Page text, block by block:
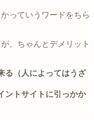
っていうワードをちら
、ちゃんとデメリット
る（人によってはうざ
ントサイトに引っかか